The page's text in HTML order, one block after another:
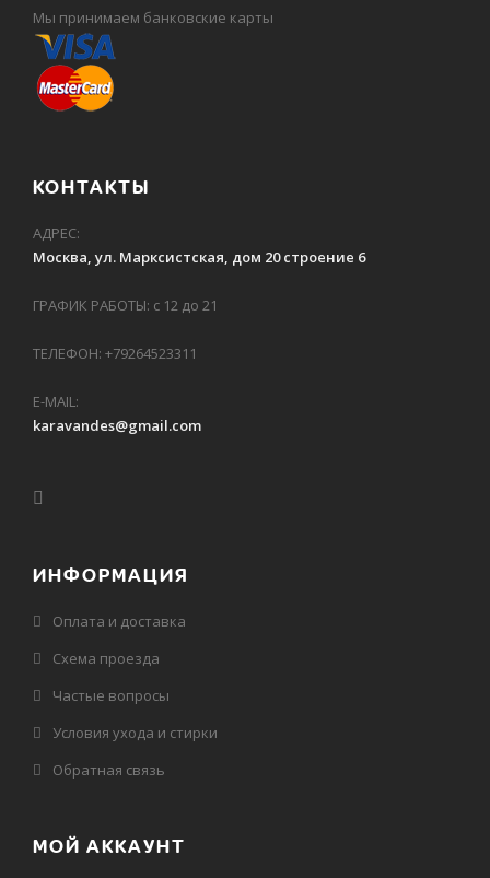
Мы принимаем банковские карты
КОНТАКТЫ
АДРЕС:
Москва, ул. Марксистская, дом 20 строение 6
ГРАФИК РАБОТЫ: с 12 до 21
ТЕЛЕФОН: +79264523311
E-MAIL:
karavandes@gmail.com
ИНФОРМАЦИЯ
Оплата и доставка
Схема проезда
Частые вопросы
Условия ухода и стирки
Обратная связь
МОЙ АККАУНТ